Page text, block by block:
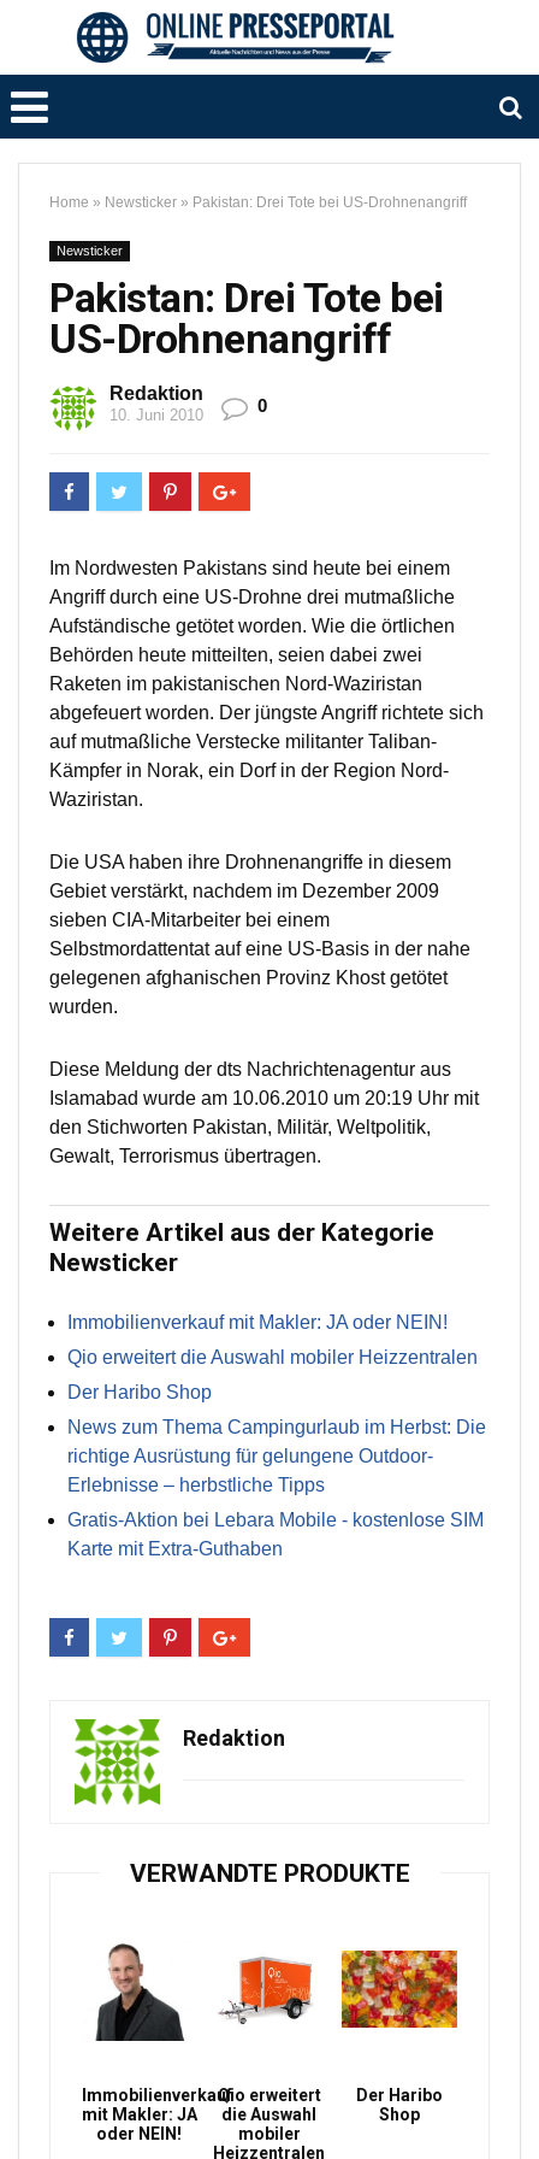
Home » Newsticker » Pakistan: Drei Tote bei US-Drohnenangriff
Newsticker
Pakistan: Drei Tote bei
US-Drohnenangriff
Redaktion
10. Juni 2010 0
Im Nordwesten Pakistans sind heute bei einem
Angriff durch eine US-Drohne drei mutmaßliche
Aufständische getötet worden. Wie die örtlichen
Behörden heute mitteilten, seien dabei zwei
Raketen im pakistanischen Nord-Waziristan
abgefeuert worden. Der jüngste Angriff richtete sich
auf mutmaßliche Verstecke militanter Taliban-
Kämpfer in Norak, ein Dorf in der Region Nord-
Waziristan.
Die USA haben ihre Drohnenangriffe in diesem
Gebiet verstärkt, nachdem im Dezember 2009
sieben CIA-Mitarbeiter bei einem
Selbstmordattentat auf eine US-Basis in der nahe
gelegenen afghanischen Provinz Khost getötet
wurden.
Diese Meldung der dts Nachrichtenagentur aus
Islamabad wurde am 10.06.2010 um 20:19 Uhr mit
den Stichworten Pakistan, Militär, Weltpolitik,
Gewalt, Terrorismus übertragen.
Weitere Artikel aus der Kategorie
Newsticker
Immobilienverkauf mit Makler: JA oder NEIN!
Qio erweitert die Auswahl mobiler Heizzentralen
Der Haribo Shop
News zum Thema Campingurlaub im Herbst: Die
richtige Ausrüstung für gelungene Outdoor-
Erlebnisse – herbstliche Tipps
Gratis-Aktion bei Lebara Mobile - kostenlose SIM
Karte mit Extra-Guthaben
Redaktion
VERWANDTE PRODUKTE
Immobilienverkauf
mit Makler: JA
oder NEIN!
Qio erweitert
die Auswahl
mobiler
Heizzentralen
Der Haribo
Shop